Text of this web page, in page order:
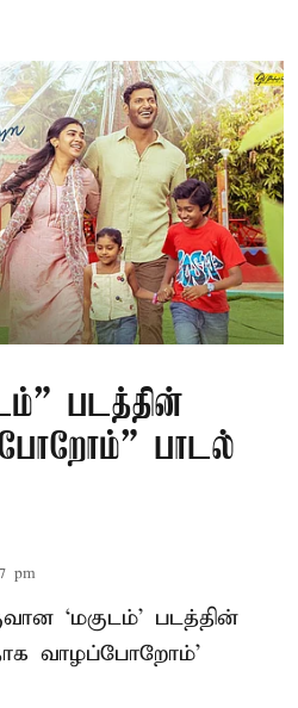
படத்தின்
பாடல்
pm
‘மகுடம்’ படத்தின்
வாழப்போறோம்’